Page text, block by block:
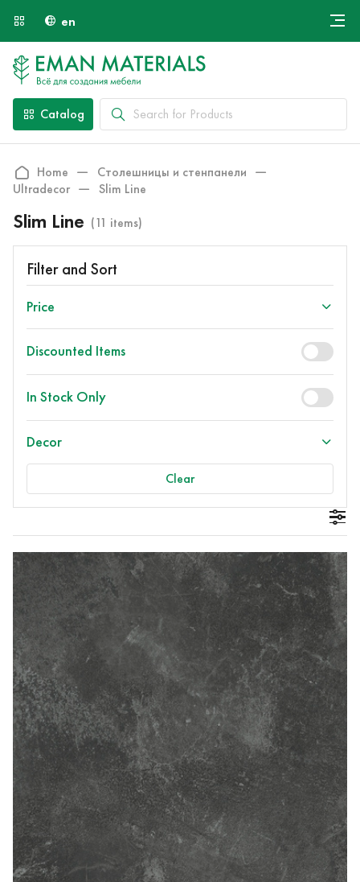
en
Payment and Delivery
Catalog
Home
Столешницы и стенпанели
Ultradecor
Slim Line
Slim Line (11 items)
Filter and Sort
Price
Discounted Items
In Stock Only
Decor
Clear